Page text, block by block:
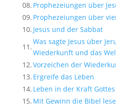
08. Prophezeiungen über
09. Prophezeiungen über
10. Jesus und der Sabbat
11.
Was sagte Jesus über
Wiederkunft und das
12.Vorzeichen der
13. Ergreife das Leben
14. Leben in der Kraft Gottes
15. Mit Gewinn die Bibel